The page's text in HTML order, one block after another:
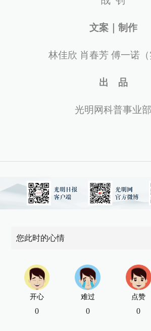
文案｜制作
林佳欣 肖春芳 傅一诺（
出 品
光明网科普事业部
您此时的心情
开心
0
难过
0
点赞
0